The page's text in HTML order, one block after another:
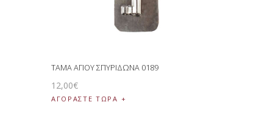
ΤΑΜΑ ΑΓΙΟΥ ΣΠΥΡΙΔΩΝΑ 0189
12,00€
ΑΓΟΡΑΣΤΕ ΤΩΡΑ